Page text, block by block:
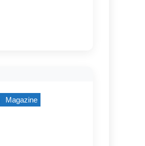
Magazine